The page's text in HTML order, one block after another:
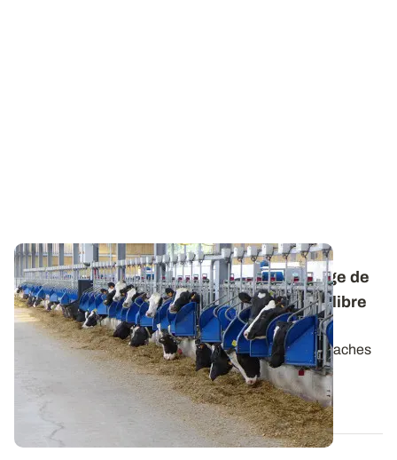
Alimentation des vaches laitières - Ensilage de
maïs riche en amidon : trouver le bon équilibre
de la ration
Pour incorporer judicieusement dans la ration des vaches
laitières un ensilage de maïs à...
10 SEPT. 2014